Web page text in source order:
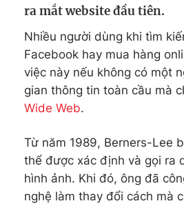
ra mắt website đầu tiên.
Nhiều người dùng khi tìm
Facebook hay mua hàng
việc này nếu không có một
gian thông tin toàn cầu mà
Wide Web.
Từ năm 1989, Berners-Lee
thể được xác định và gọi ra
hình ảnh. Khi đó, ông đã
nghệ làm thay đổi cách mà